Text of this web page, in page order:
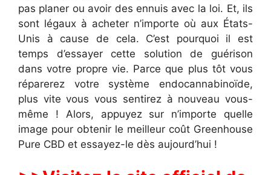
pas planer ou avoir des ennuis avec la loi. Et, ils
sont légaux à acheter n’importe où aux États-
Unis à cause de cela. C’est pourquoi il est
temps d’essayer cette solution de guérison
dans votre propre vie. Parce que plus tôt vous
réparerez votre système endocannabinoïde,
plus vite vous vous sentirez à nouveau vous-
même ! Alors, appuyez sur n’importe quelle
image pour obtenir le meilleur coût Greenhouse
Pure CBD et essayez-le dès aujourd’hui !